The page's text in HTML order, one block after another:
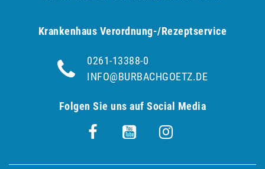
Krankenhaus Verordnung-/Rezeptservice
0261-13388-0
INFO@BURBACHGOETZ.DE
Folgen Sie uns auf Social Media